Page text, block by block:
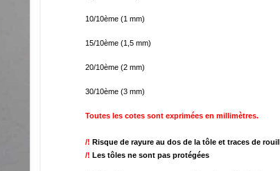
10/10ème (1 mm)
15/10ème (1,5 mm)
20/10ème (2 mm)
30/10ème (3 mm)
Toutes les cotes sont exprimées en millimètres.
/! Risque de rayure au dos de la tôle et traces de
/! Les tôles ne sont pas protégées